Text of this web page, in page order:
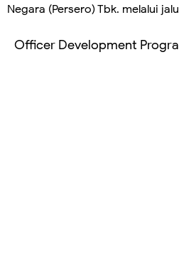
Negara (Persero) Tbk. melalui
Officer Development